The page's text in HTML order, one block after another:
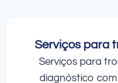
Serviços para
Serviços para
diagnóstico